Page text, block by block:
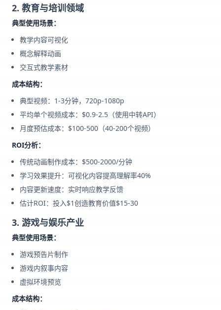
2. 教育与培训领域
典型使用场景：
教学内容可视化
概念解释动画
交互式教学素材
成本结构：
典型视频：1-3分钟，720p-1080p
平均单个视频成本：$0.9-2.5（使用中转API）
月度预估成本：$100-500（40-200个视频）
ROI分析：
传统动画制作成本：$500-2000/分钟
学习效果提升：可视化内容提高理解率40%
内容更新速度：实时响应教学反馈
估计ROI：投入$1创造教育价值$15-30
3. 游戏与娱乐产业
典型使用场景：
游戏预告片制作
游戏内叙事内容
虚拟环境预览
成本结构：